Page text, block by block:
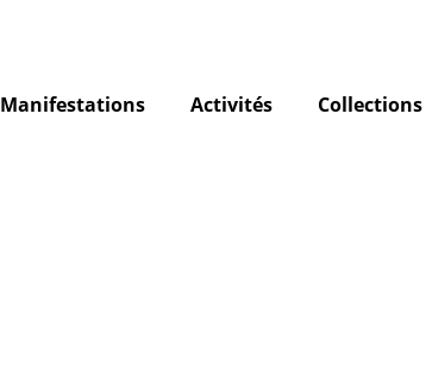
Manifestations Activités Collections